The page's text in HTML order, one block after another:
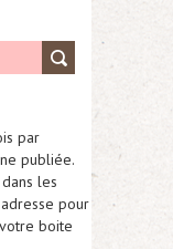
par
publiée.
les
pour
boite